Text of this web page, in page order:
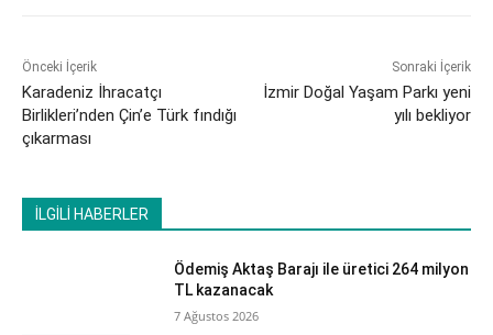
Önceki İçerik
Karadeniz İhracatçı
Birlikleri’nden Çin’e Türk fındığı
çıkarması
Sonraki İçerik
İzmir Doğal Yaşam Parkı yeni
yılı bekliyor
İLGİLİ HABERLER
Ödemiş Aktaş Barajı ile üretici 264 milyon
TL kazanacak
7 Ağustos 2026